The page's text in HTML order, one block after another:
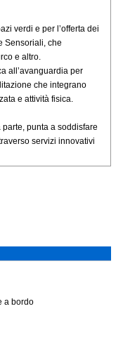
verdi e per l’offerta dei
Sensoriali, che
e altro.
all’avanguardia per
che integrano
e attività fisica.
parte, punta a soddisfare
servizi innovativi
a bordo